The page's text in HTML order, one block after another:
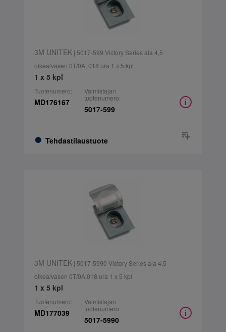
3M UNITEK| 5017-599 Victory Series ala 4,5
oikea/vasen 0T/0A, 018 ura 1 x 5 kpl
1 x 5 kpl
Tuotenumero:
MD176167
Tehdastilaustuote
Valmistajan
tuotenumero:
5017-599
3M UNITEK| 5017-5990 Victory Series ala 4,5
oikea/vasen 0T/0A,018 ura 1 x 5 kpl
1 x 5 kpl
Tuotenumero:
MD177039
Valmistajan
tuotenumero:
5017-5990